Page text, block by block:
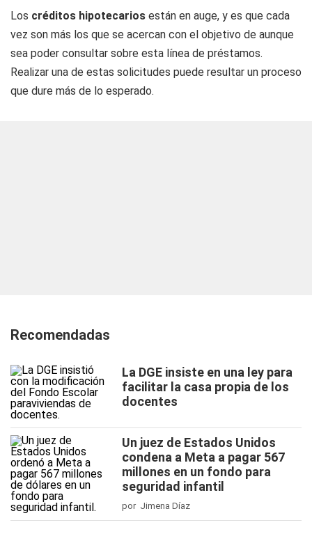
Los créditos hipotecarios están en auge, y es que cada
vez son más los que se acercan con el objetivo de aunque
sea poder consultar sobre esta línea de préstamos.
Realizar una de estas solicitudes puede resultar un proceso
que dure más de lo esperado.
Recomendadas
La DGE insiste en una ley para
facilitar la casa propia de los
docentes
Un juez de Estados Unidos
condena a Meta a pagar 567
millones en un fondo para
seguridad infantil
por Jimena Díaz